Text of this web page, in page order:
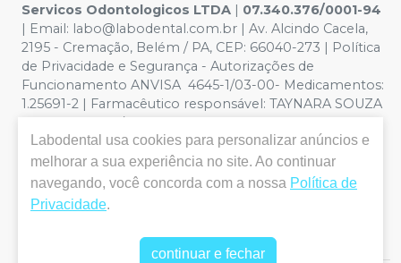
Servicos Odontologicos LTDA | 07.340.376/0001-94
| Email: labo@labodental.com.br | Av. Alcindo Cacela,
2195 - Cremação, Belém / PA, CEP: 66040-273 | Política
de Privacidade e Segurança - Autorizações de
Funcionamento ANVISA 4645-1/03-00- Medicamentos:
1.25691-2 | Farmacêutico responsável: TAYNARA SOUZA
MIRANDA. CRF/PA nº 6965 |
Segurança - Fotos meramente ilustrativas - Os preços e
condições da loja virtual estão sujeitos a alterações. Em
caso de divergência de preços no site, o valor válido é o
do Carrinho de Compra. Não vendemos por atacado,
por isso nos reservamos o direito de não atender
compras de grandes volumes pelo site.
Labodental usa cookies para personalizar anúncios e
melhorar a sua experiência no site. Ao continuar
navegando, você concorda com a nossa Política de
Privacidade.
continuar e fechar